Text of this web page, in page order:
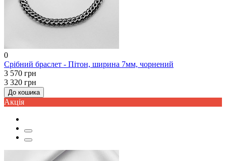
0
Срібний браслет - Пітон, ширина 7мм, чорнений
3 570 грн
3 320 грн
До кошика
Акцiя